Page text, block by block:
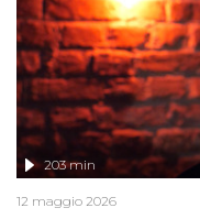
203 min
12 maggio 2026